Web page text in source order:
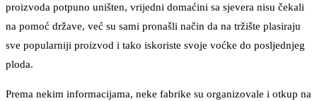
proizvoda potpuno uništen, vrijedni domaćini sa sjevera nisu čekali
na pomoć države, već su sami pronašli način da na tržište plasiraju
sve popularniji proizvod i tako iskoriste svoje voćke do posljednjeg
ploda.
Prema nekim informacijama, neke fabrike su organizovale i otkup na